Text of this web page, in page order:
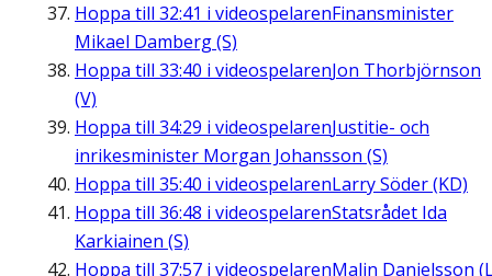
Hoppa till 32:41 i videospelarenFinansminister
Mikael Damberg (S)
Hoppa till 33:40 i videospelarenJon Thorbjörnson
(V)
Hoppa till 34:29 i videospelarenJustitie- och
inrikesminister Morgan Johansson (S)
Hoppa till 35:40 i videospelarenLarry Söder (KD)
Hoppa till 36:48 i videospelarenStatsrådet Ida
Karkiainen (S)
Hoppa till 37:57 i videospelarenMalin Danielsson